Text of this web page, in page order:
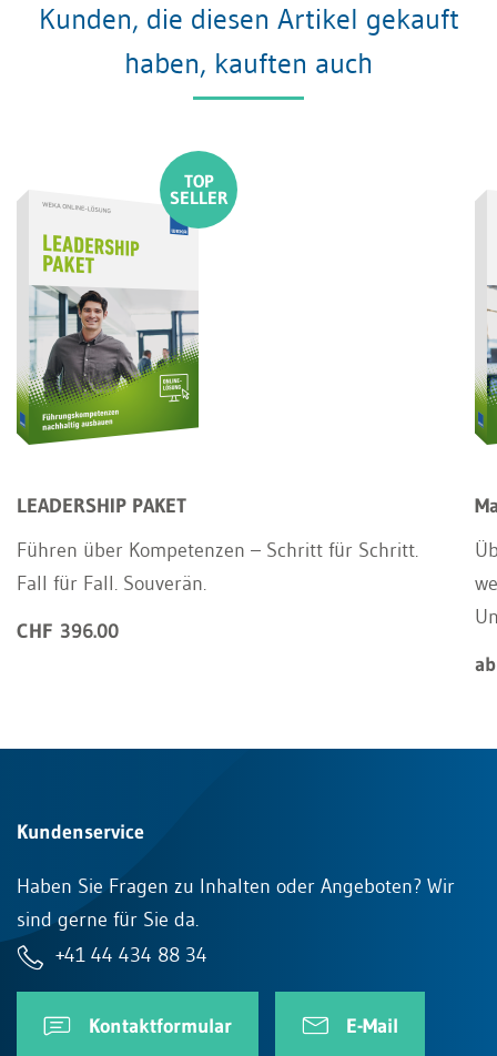
Kunden, die diesen Artikel gekauft
haben, kauften auch
LEADERSHIP PAKET
Führen über Kompetenzen – Schritt für Schritt.
Fall für Fall. Souverän.
CHF 396.00
Kundenservice
Haben Sie Fragen zu Inhalten oder Angeboten? Wir
sind gerne für Sie da.
+41 44 434 88 34
Kontaktformular E-Mail